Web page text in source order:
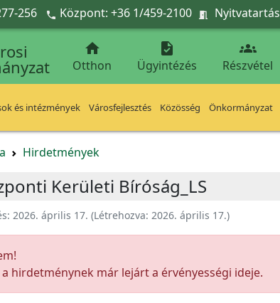
256  Központ: +36 1/459-2100  Nyitvatartás

Otthon

Ügyintézés

Részvétel
és intézmények Városfejlesztés Közösség Önkormányzat
Hirdetmények
Kerületi Bíróság_LS
2026. április 17. (Létrehozva: 2026. április 17.)
a hirdetménynek már lejárt a érvényességi ideje.